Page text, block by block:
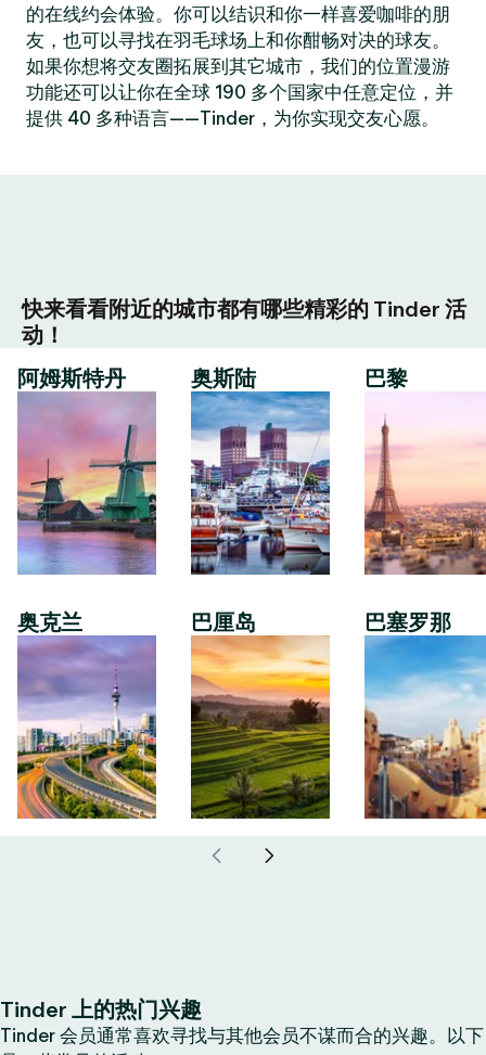
的在线约会体验。你可以结识和你一样喜爱咖啡的朋
友，也可以寻找在羽毛球场上和你酣畅对决的球友。
如果你想将交友圈拓展到其它城市，我们的位置漫游
功能还可以让你在全球 190 多个国家中任意定位，并
提供 40 多种语言——Tinder，为你实现交友心愿。
快来看看附近的城市都有哪些精彩的 Tinder 活
动！
阿姆斯特丹
奥克兰
奥斯陆
巴厘岛
巴黎
巴塞罗那
Tinder 上的热门兴趣
Tinder 会员通常喜欢寻找与其他会员不谋而合的兴趣。以下